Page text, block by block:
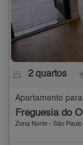
2 quartos
Freguesia do Ó
Zona Norte - São Paulo